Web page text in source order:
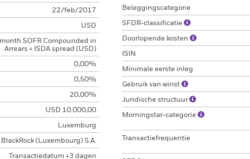
22/feb/2017
USD
SOFR Compounded in
Arrears + ISDA spread (USD)
0,00%
0,50%
20,00%
USD 10.000,00
Luxemburg
BlackRock (Luxembourg) S.A.
Transactiedatum +3 dagen
Beleggingscategorie
SFDR-classificatie
Doorlopende kosten
ISIN
Minimale eerste inleg
Gebruik van winst
Juridische structuur
Morningstar-categorie
Transactiefrequentie